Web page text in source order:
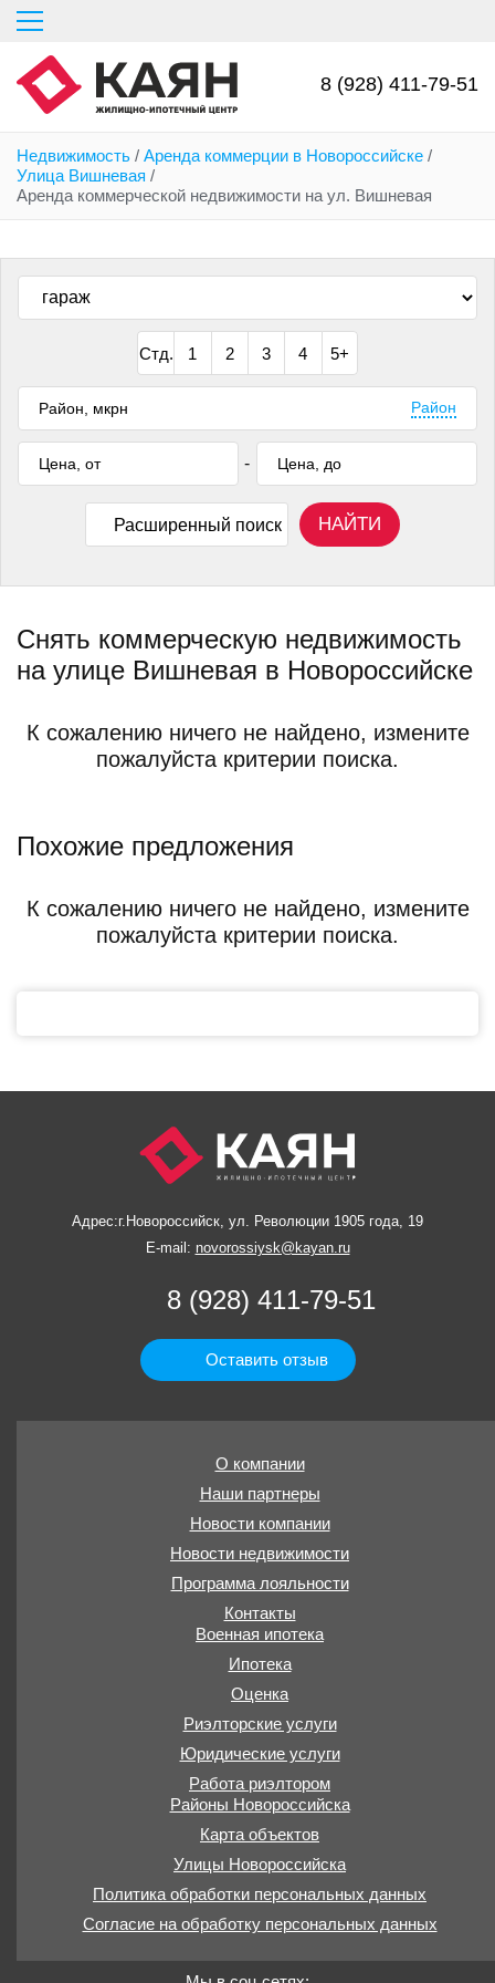
Перейти
основному
содержанию
8 (928) 411-79-51
Недвижимость / Аренда коммерции в Новороссийске /
Улица Вишневая /
Аренда коммерческой недвижимости на ул. Вишневая
Стд. 1 2 3 4 5+
Район
-
Расширенный поиск НАЙТИ
Снять коммерческую недвижимость
на улице Вишневая в Новороссийске
К сожалению ничего не найдено, измените
пожалуйста критерии поиска.
Похожие предложения
К сожалению ничего не найдено, измените
пожалуйста критерии поиска.
Адрес:г.Новороссийск, ул. Революции 1905 года, 19
E-mail: novorossiysk@kayan.ru
8 (928) 411-79-51
Оставить отзыв
О компании
Наши партнеры
Новости компании
Новости недвижимости
Программа лояльности
Контакты
Военная ипотека
Ипотека
Оценка
Риэлторские услуги
Юридические услуги
Работа риэлтором
Районы Новороссийска
Карта объектов
Улицы Новороссийска
Политика обработки персональных данных
Согласие на обработку персональных данных